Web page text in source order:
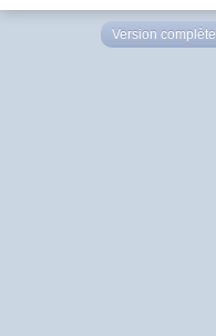
Version complète